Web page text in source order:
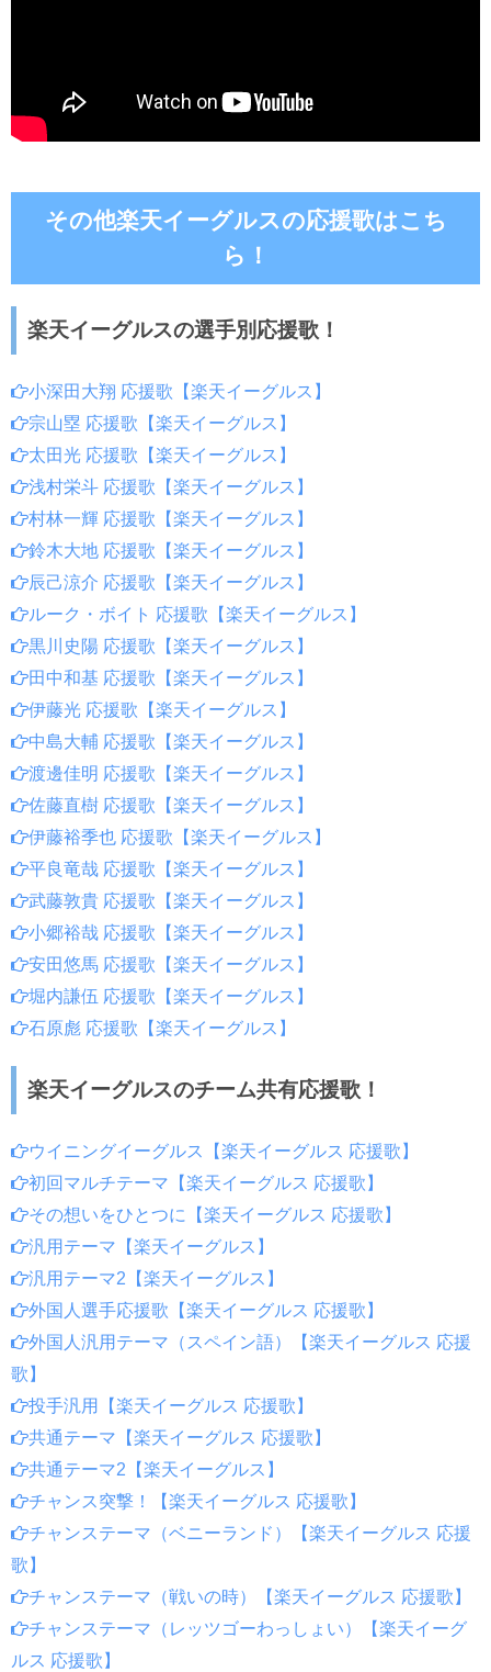
その他楽天イーグルスの応援歌はこち
ら！
楽天イーグルスの選手別応援歌！
小深田大翔 応援歌【楽天イーグルス】
宗山塁 応援歌【楽天イーグルス】
太田光 応援歌【楽天イーグルス】
浅村栄斗 応援歌【楽天イーグルス】
村林一輝 応援歌【楽天イーグルス】
鈴木大地 応援歌【楽天イーグルス】
辰己涼介 応援歌【楽天イーグルス】
ルーク・ボイト 応援歌【楽天イーグルス】
黒川史陽 応援歌【楽天イーグルス】
田中和基 応援歌【楽天イーグルス】
伊藤光 応援歌【楽天イーグルス】
中島大輔 応援歌【楽天イーグルス】
渡邊佳明 応援歌【楽天イーグルス】
佐藤直樹 応援歌【楽天イーグルス】
伊藤裕季也 応援歌【楽天イーグルス】
平良竜哉 応援歌【楽天イーグルス】
武藤敦貴 応援歌【楽天イーグルス】
小郷裕哉 応援歌【楽天イーグルス】
安田悠馬 応援歌【楽天イーグルス】
堀内謙伍 応援歌【楽天イーグルス】
石原彪 応援歌【楽天イーグルス】
楽天イーグルスのチーム共有応援歌！
ウイニングイーグルス【楽天イーグルス 応援歌】
初回マルチテーマ【楽天イーグルス 応援歌】
その想いをひとつに【楽天イーグルス 応援歌】
汎用テーマ【楽天イーグルス】
汎用テーマ2【楽天イーグルス】
外国人選手応援歌【楽天イーグルス 応援歌】
外国人汎用テーマ（スペイン語）【楽天イーグルス 応援
歌】
投手汎用【楽天イーグルス 応援歌】
共通テーマ【楽天イーグルス 応援歌】
共通テーマ2【楽天イーグルス】
チャンス突撃！【楽天イーグルス 応援歌】
チャンステーマ（ベニーランド）【楽天イーグルス 応援
歌】
チャンステーマ（戦いの時）【楽天イーグルス 応援歌】
チャンステーマ（レッツゴーわっしょい）【楽天イーグ
ルス 応援歌】